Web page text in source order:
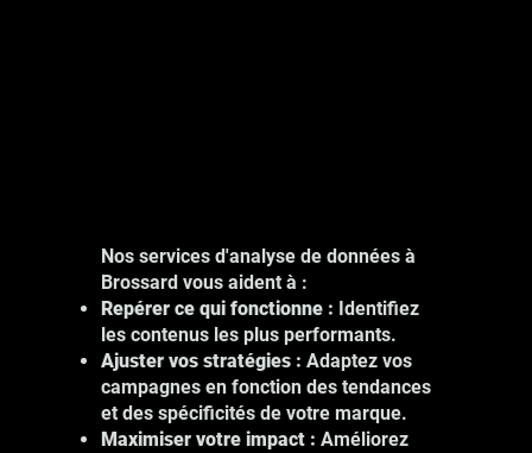
Nos services d'analyse de données à
Brossard vous aident à :
Repérer ce qui fonctionne : Identifiez
les contenus les plus performants.
Ajuster vos stratégies : Adaptez vos
campagnes en fonction des tendances
et des spécificités de votre marque.
Maximiser votre impact : Améliorez